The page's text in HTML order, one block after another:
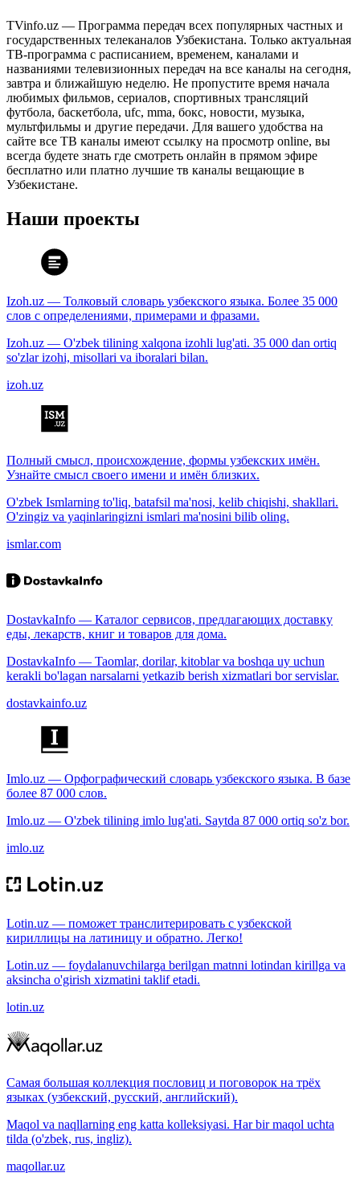
TVinfo.uz — Программа передач всех популярных частных и
государственных телеканалов Узбекистана. Только актуальная
ТВ-программа с расписанием, временем, каналами и
названиями телевизионных передач на все каналы на сегодня,
завтра и ближайшую неделю. Не пропустите время начала
любимых фильмов, сериалов, спортивных трансляций
футбола, баскетбола, ufc, mma, бокс, новости, музыка,
мультфильмы и другие передачи. Для вашего удобства на
сайте все ТВ каналы имеют ссылку на просмотр online, вы
всегда будете знать где смотреть онлайн в прямом эфире
бесплатно или платно лучшие тв каналы вещающие в
Узбекистане.
Наши проекты
Izoh.uz — Толковый словарь узбекского языка. Более 35 000
слов с определениями, примерами и фразами.
Izoh.uz — O'zbek tilining xalqona izohli lug'ati. 35 000 dan ortiq
so'zlar izohi, misollari va iboralari bilan.
izoh.uz
Полный смысл, происхождение, формы узбекских имён.
Узнайте смысл своего имени и имён близких.
O'zbek Ismlarning to'liq, batafsil ma'nosi, kelib chiqishi, shakllari.
O'zingiz va yaqinlaringizni ismlari ma'nosini bilib oling.
ismlar.com
DostavkaInfo — Каталог сервисов, предлагающих доставку
еды, лекарств, книг и товаров для дома.
DostavkaInfo — Taomlar, dorilar, kitoblar va boshqa uy uchun
kerakli bo'lagan narsalarni yetkazib berish xizmatlari bor servislar.
dostavkainfo.uz
Imlo.uz — Орфографический словарь узбекского языка. В базе
более 87 000 слов.
Imlo.uz — O'zbek tilining imlo lug'ati. Saytda 87 000 ortiq so'z bor.
imlo.uz
Lotin.uz — поможет транслитерировать с узбекской
кириллицы на латиницу и обратно. Легко!
Lotin.uz — foydalanuvchilarga berilgan matnni lotindan kirillga va
aksincha o'girish xizmatini taklif etadi.
lotin.uz
Самая большая коллекция пословиц и поговорок на трёх
языках (узбекский, русский, английский).
Maqol va naqllarning eng katta kolleksiyasi. Har bir maqol uchta
tilda (o'zbek, rus, ingliz).
maqollar.uz